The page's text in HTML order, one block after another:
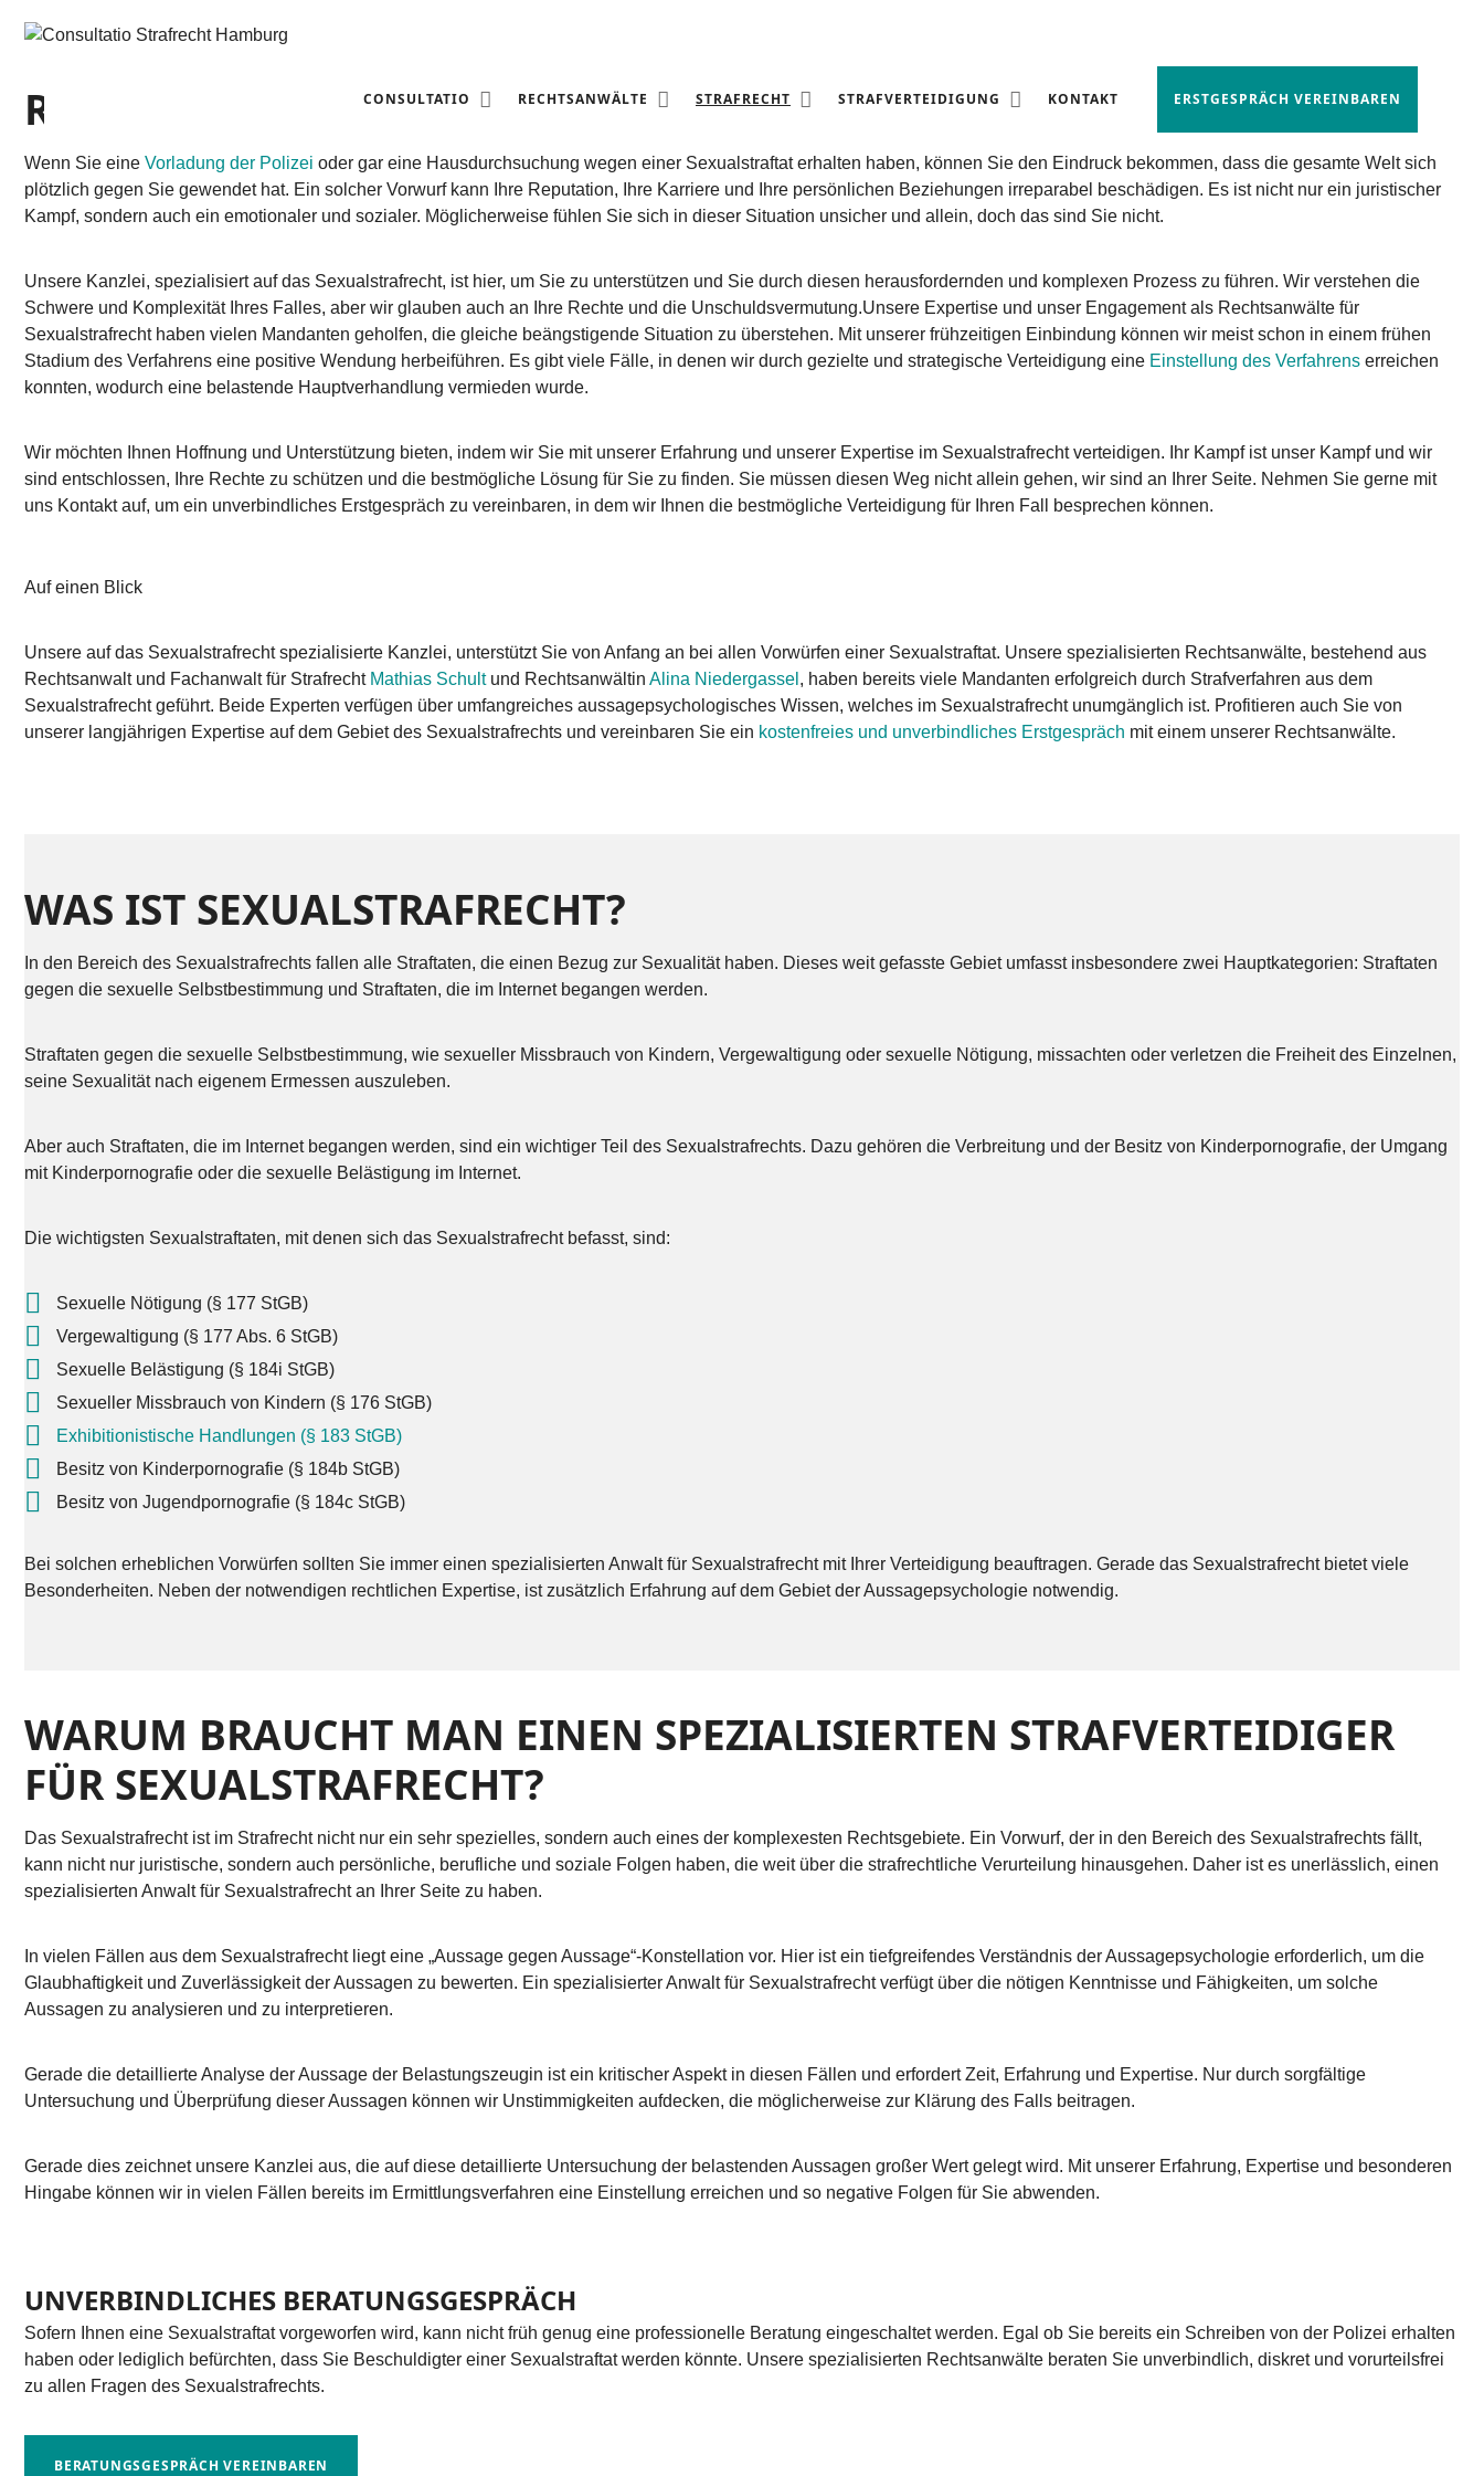
CONSULTATIO RECHTSANWÄLTE STRAFRECHT STRAFVERTEIDIGUNG KONTAKT ERSTGESPRÄCH VEREINBAREN
RECHTSANWALT FÜR SEXUALSTRAFRECHT
Wenn Sie eine Vorladung der Polizei oder gar eine Hausdurchsuchung wegen einer Sexualstraftat erhalten haben, können Sie den Eindruck bekommen, dass die gesamte Welt sich
plötzlich gegen Sie gewendet hat. Ein solcher Vorwurf kann Ihre Reputation, Ihre Karriere und Ihre persönlichen Beziehungen irreparabel beschädigen. Es ist nicht nur ein juristischer
Kampf, sondern auch ein emotionaler und sozialer. Möglicherweise fühlen Sie sich in dieser Situation unsicher und allein, doch das sind Sie nicht.
Unsere Kanzlei, spezialisiert auf das Sexualstrafrecht, ist hier, um Sie zu unterstützen und Sie durch diesen herausfordernden und komplexen Prozess zu führen. Wir verstehen die
Schwere und Komplexität Ihres Falles, aber wir glauben auch an Ihre Rechte und die Unschuldsvermutung.Unsere Expertise und unser Engagement als Rechtsanwälte für
Sexualstrafrecht haben vielen Mandanten geholfen, die gleiche beängstigende Situation zu überstehen. Mit unserer frühzeitigen Einbindung können wir meist schon in einem frühen
Stadium des Verfahrens eine positive Wendung herbeiführen. Es gibt viele Fälle, in denen wir durch gezielte und strategische Verteidigung eine Einstellung des Verfahrens erreichen
konnten, wodurch eine belastende Hauptverhandlung vermieden wurde.
Wir möchten Ihnen Hoffnung und Unterstützung bieten, indem wir Sie mit unserer Erfahrung und unserer Expertise im Sexualstrafrecht verteidigen. Ihr Kampf ist unser Kampf und wir
sind entschlossen, Ihre Rechte zu schützen und die bestmögliche Lösung für Sie zu finden. Sie müssen diesen Weg nicht allein gehen, wir sind an Ihrer Seite. Nehmen Sie gerne mit
uns Kontakt auf, um ein unverbindliches Erstgespräch zu vereinbaren, in dem wir Ihnen die bestmögliche Verteidigung für Ihren Fall besprechen können.
Auf einen Blick
Unsere auf das Sexualstrafrecht spezialisierte Kanzlei, unterstützt Sie von Anfang an bei allen Vorwürfen einer Sexualstraftat. Unsere spezialisierten Rechtsanwälte, bestehend aus
Rechtsanwalt und Fachanwalt für Strafrecht Mathias Schultund Rechtsanwältin Alina Niedergassel , haben bereits viele Mandanten erfolgreich durch Strafverfahren aus dem
Sexualstrafrecht geführt. Beide Experten verfügen über umfangreiches aussagepsychologisches Wissen, welches im Sexualstrafrecht unumgänglich ist. Profitieren auch Sie von
unserer langjährigen Expertise auf dem Gebiet des Sexualstrafrechts und vereinbaren Sie ein kostenfreies und unverbindliches Erstgespräch mit einem unserer Rechtsanwälte.
WAS IST SEXUALSTRAFRECHT?
In den Bereich des Sexualstrafrechts fallen alle Straftaten, die einen Bezug zur Sexualität haben. Dieses weit gefasste Gebiet umfasst insbesondere zwei Hauptkategorien: Straftaten
gegen die sexuelle Selbstbestimmung und Straftaten, die im Internet begangen werden.
Straftaten gegen die sexuelle Selbstbestimmung, wie sexueller Missbrauch von Kindern, Vergewaltigung oder sexuelle Nötigung, missachten oder verletzen die Freiheit des Einzelnen,
seine Sexualität nach eigenem Ermessen auszuleben.
Aber auch Straftaten, die im Internet begangen werden, sind ein wichtiger Teil des Sexualstrafrechts. Dazu gehören die Verbreitung und der Besitz von Kinderpornografie, der Umgang
mit Kinderpornografie oder die sexuelle Belästigung im Internet.
Die wichtigsten Sexualstraftaten, mit denen sich das Sexualstrafrecht befasst, sind:
Sexuelle Nötigung (§ 177 StGB)
Vergewaltigung (§ 177 Abs. 6 StGB)
Sexuelle Belästigung (§ 184i StGB)
Sexueller Missbrauch von Kindern (§ 176 StGB)
Exhibitionistische Handlungen (§ 183 StGB)
Besitz von Kinderpornografie (§ 184b StGB)
Besitz von Jugendpornografie (§ 184c StGB)
Bei solchen erheblichen Vorwürfen sollten Sie immer einen spezialisierten Anwalt für Sexualstrafrecht mit Ihrer Verteidigung beauftragen. Gerade das Sexualstrafrecht bietet viele
Besonderheiten. Neben der notwendigen rechtlichen Expertise, ist zusätzlich Erfahrung auf dem Gebiet der Aussagepsychologie notwendig.
WARUM BRAUCHT MAN EINEN SPEZIALISIERTEN STRAFVERTEIDIGER
FÜR SEXUALSTRAFRECHT?
Das Sexualstrafrecht ist im Strafrecht nicht nur ein sehr spezielles, sondern auch eines der komplexesten Rechtsgebiete. Ein Vorwurf, der in den Bereich des Sexualstrafrechts fällt,
kann nicht nur juristische, sondern auch persönliche, berufliche und soziale Folgen haben, die weit über die strafrechtliche Verurteilung hinausgehen. Daher ist es unerlässlich, einen
spezialisierten Anwalt für Sexualstrafrecht an Ihrer Seite zu haben.
In vielen Fällen aus dem Sexualstrafrecht liegt eine „Aussage gegen Aussage“-Konstellation vor. Hier ist ein tiefgreifendes Verständnis der Aussagepsychologie erforderlich, um die
Glaubhaftigkeit und Zuverlässigkeit der Aussagen zu bewerten. Ein spezialisierter Anwalt für Sexualstrafrecht verfügt über die nötigen Kenntnisse und Fähigkeiten, um solche
Aussagen zu analysieren und zu interpretieren.
Gerade die detaillierte Analyse der Aussage der Belastungszeugin ist ein kritischer Aspekt in diesen Fällen und erfordert Zeit, Erfahrung und Expertise. Nur durch sorgfältige
Untersuchung und Überprüfung dieser Aussagen können wir Unstimmigkeiten aufdecken, die möglicherweise zur Klärung des Falls beitragen.
Gerade dies zeichnet unsere Kanzlei aus, die auf diese detaillierte Untersuchung der belastenden Aussagen großer Wert gelegt wird. Mit unserer Erfahrung, Expertise und besonderen
Hingabe können wir in vielen Fällen bereits im Ermittlungsverfahren eine Einstellung erreichen und so negative Folgen für Sie abwenden.
UNVERBINDLICHES BERATUNGSGESPRÄCH
Sofern Ihnen eine Sexualstraftat vorgeworfen wird, kann nicht früh genug eine professionelle Beratung eingeschaltet werden. Egal ob Sie bereits ein Schreiben von der Polizei erhalten
haben oder lediglich befürchten, dass Sie Beschuldigter einer Sexualstraftat werden könnte. Unsere spezialisierten Rechtsanwälte beraten Sie unverbindlich, diskret und vorurteilsfrei
zu allen Fragen des Sexualstrafrechts.
BERATUNGSGESPRÄCH VEREINBAREN